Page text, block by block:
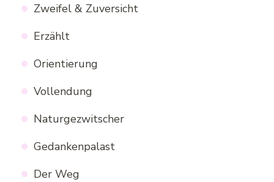
Zweifel & Zuversicht
Erzählt
Orientierung
Vollendung
Naturgezwitscher
Gedankenpalast
Der Weg